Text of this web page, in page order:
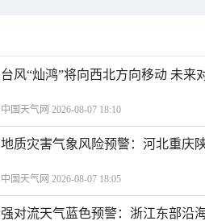
台风“灿鸿”将向西北方向移动 未来
中国天气网 2026-08-07 18:10
地质灾害气象风险预警：河北重庆
中国天气网 2026-08-07 18:05
强对流天气蓝色预警：浙江东部沿